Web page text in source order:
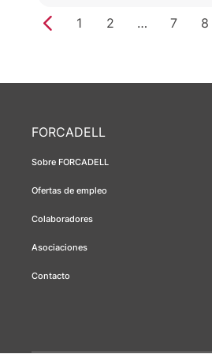
1 2 … 7 8
FORCADELL
Sobre FORCADELL
Ofertas de empleo
Colaboradores
Asociaciones
Contacto